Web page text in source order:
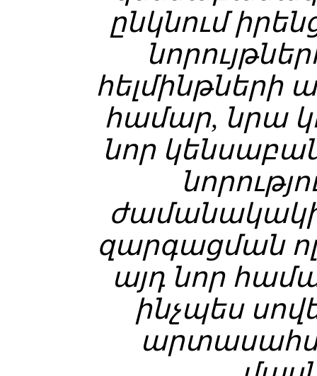
ընկնում
հելմինթների
համար, նրա
նոր
զարգացման
այդ նոր
ինչպես